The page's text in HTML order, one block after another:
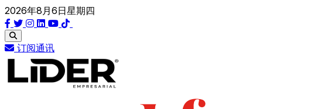
2026年8月6日星期四
订阅通讯